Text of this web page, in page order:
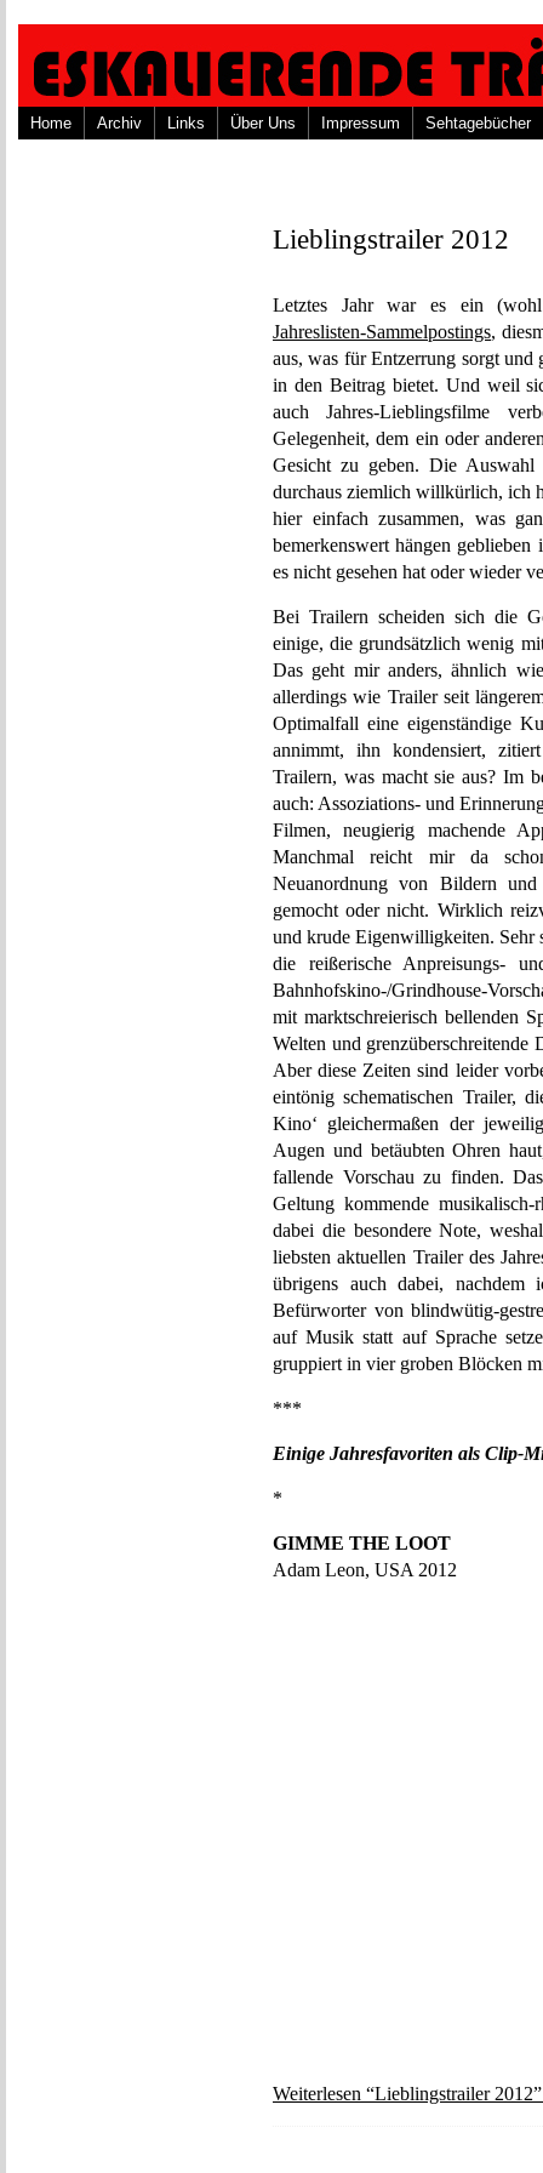
Home Archiv Links Über Uns Impressum Sehtagebücher
Lieblingstrailer 2012
Letztes Jahr war es ein (wohl
Jahreslisten-Sammelpostings,
aus, was für Entzerrung sorgt
in den Beitrag bietet. Und weil
auch Jahres-Lieblingsfilme
Gelegenheit, dem ein oder
Gesicht zu geben. Die Auswahl
durchaus ziemlich willkürlich, ich
hier einfach zusammen, was
bemerkenswert hängen
es nicht gesehen hat oder wieder
Bei Trailern scheiden sich die
einige, die grundsätzlich wenig
Das geht mir anders, ähnlich
allerdings wie Trailer seit
Optimalfall eine eigenständige
annimmt, ihn kondensiert,
Trailern, was macht sie aus? Im
auch: Assoziations- und
Filmen, neugierig machende
Manchmal reicht mir da
Neuanordnung von Bildern
gemocht oder nicht. Wirklich
und krude Eigenwilligkeiten. Sehr
die reißerische Anpreisungs-
Bahnhofskino-/Grindhouse-
mit marktschreierisch bellenden
Welten und grenzüberschreitende
Aber diese Zeiten sind leider
eintönig schematischen Trailer,
Kino‘ gleichermaßen der
Augen und betäubten Ohren
fallende Vorschau zu finden.
Geltung kommende
dabei die besondere Note,
liebsten aktuellen Trailer des
übrigens auch dabei, nachdem
Befürworter von blindwütig-
auf Musik statt auf Sprache
gruppiert in vier groben Blöcken
***
Einige Jahresfavoriten als Clip-
*
GIMME THE LOOT
Adam Leon, USA 2012
Weiterlesen “Lieblingstrailer